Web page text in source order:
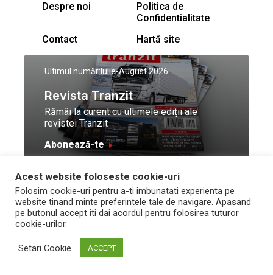
Despre noi
Politica de
Confidentialitate
Contact
Hartă site
Ultimul număr:Iulie-August 2026
Revista Tranzit
Rămâi la curent cu ultimele ediții ale
revistei Tranzit
Abonează-te
© Toate drepturile
rezervate Trafic Media
2026
Design by
and development byNeo
Vision Technologies
Acest website foloseste cookie-uri
Folosim cookie-uri pentru a-ti imbunatati experienta pe
website tinand minte preferintele tale de navigare. Apasand
pe butonul accept iti dai acordul pentru folosirea tuturor
cookie-urilor.
Setari Cookie ACCEPT